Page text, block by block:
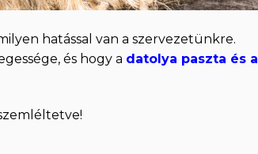
hatással van a szervezetünkre.
és hogy a datolya paszta és a